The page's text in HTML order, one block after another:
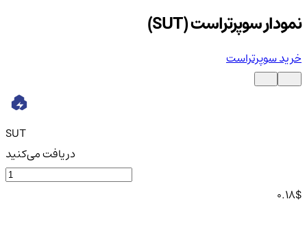
نمودار سوپرتراست (SUT)
خرید سوپرتراست
SUT
دریافت می‌کنید
0.18$